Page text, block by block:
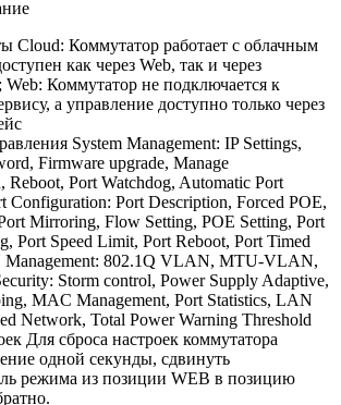
Cloud: Коммутатор работает с облачным
как через Web, так и через
Коммутатор не подключается к
а управление доступно только через
System Management: IP Settings,
Firmware upgrade, Manage
Reboot, Port Watchdog, Automatic Port
Configuration: Port Description, Forced POE,
Mirroring, Flow Setting, POE Setting, Port
Port Speed Limit, Port Reboot, Port Timed
Management: 802.1Q VLAN, MTU-VLAN,
Storm control, Power Supply Adaptive,
MAC Management, Port Statistics, LAN
Network, Total Power Warning Threshold
Для сброса настроек коммутатора
одной секунды, сдвинуть
режима из позиции WEB в позицию